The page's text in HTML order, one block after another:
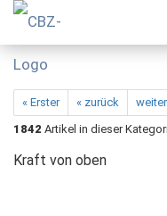
« Erster « zurück
1842 Artikel in dieser
Kraft von oben